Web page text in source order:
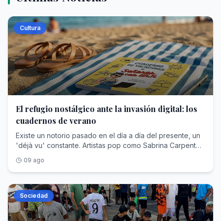
Cultura
El refugio nostálgico ante la invasión digital: los
cuadernos de verano
Existe un notorio pasado en el día a día del presente, un
'déjà vu' constante. Artistas pop como Sabrina Carpenter
los 50, Maggie O'Farrell escribe pensando en el
renacimiento inglés y las pantallas explotan las historias
de Jane Austen y las Brontë . Ante la sobreestimulación
frenética e inmortal que contagian las redes, buscamos la
escapatoria en lo analógico, donde objetos físicos y
tangibles como los cuadernos de verano para adultos
09 ago
Sociedad